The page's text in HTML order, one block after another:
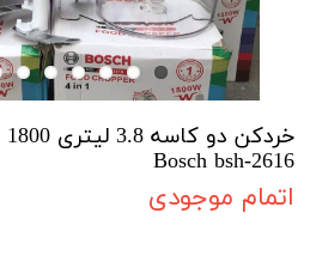
Bosch bsh-2616
اتمام موجودی